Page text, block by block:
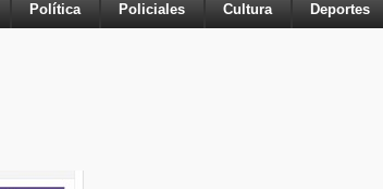
Política Policiales Cultura Deportes